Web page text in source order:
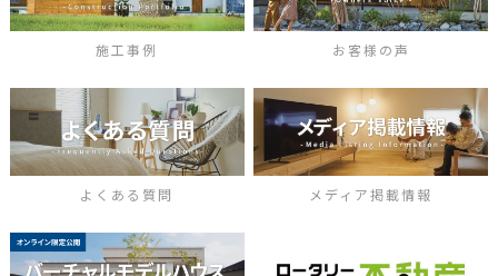
施工事例 お客様の声
よくある質問 メディア掲載情報